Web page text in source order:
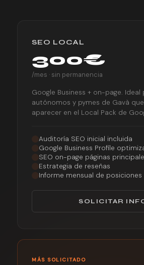
SEO LOCAL
300€
/mes · sin permanencia
Google Business + on-page. Ideal
autónomos y pymes de Gavà
aparecer en el Local Pack de
Auditoría SEO inicial incluida
Google Business Profile
SEO on-page páginas
Estrategia de reseñas
Informe mensual de posiciones
SOLICITAR
MÁS SOLICITADO